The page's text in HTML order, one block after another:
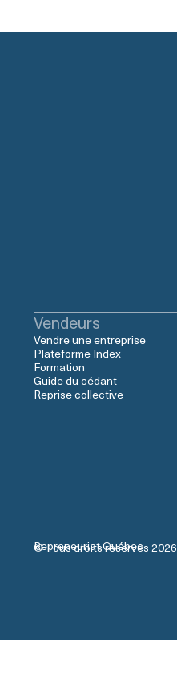
Vendeurs
Vendre une entreprise
Plateforme Index
Formation
Guide du cédant
Reprise collective
© Tous droits réservés 2026
Repreneuriat Québec